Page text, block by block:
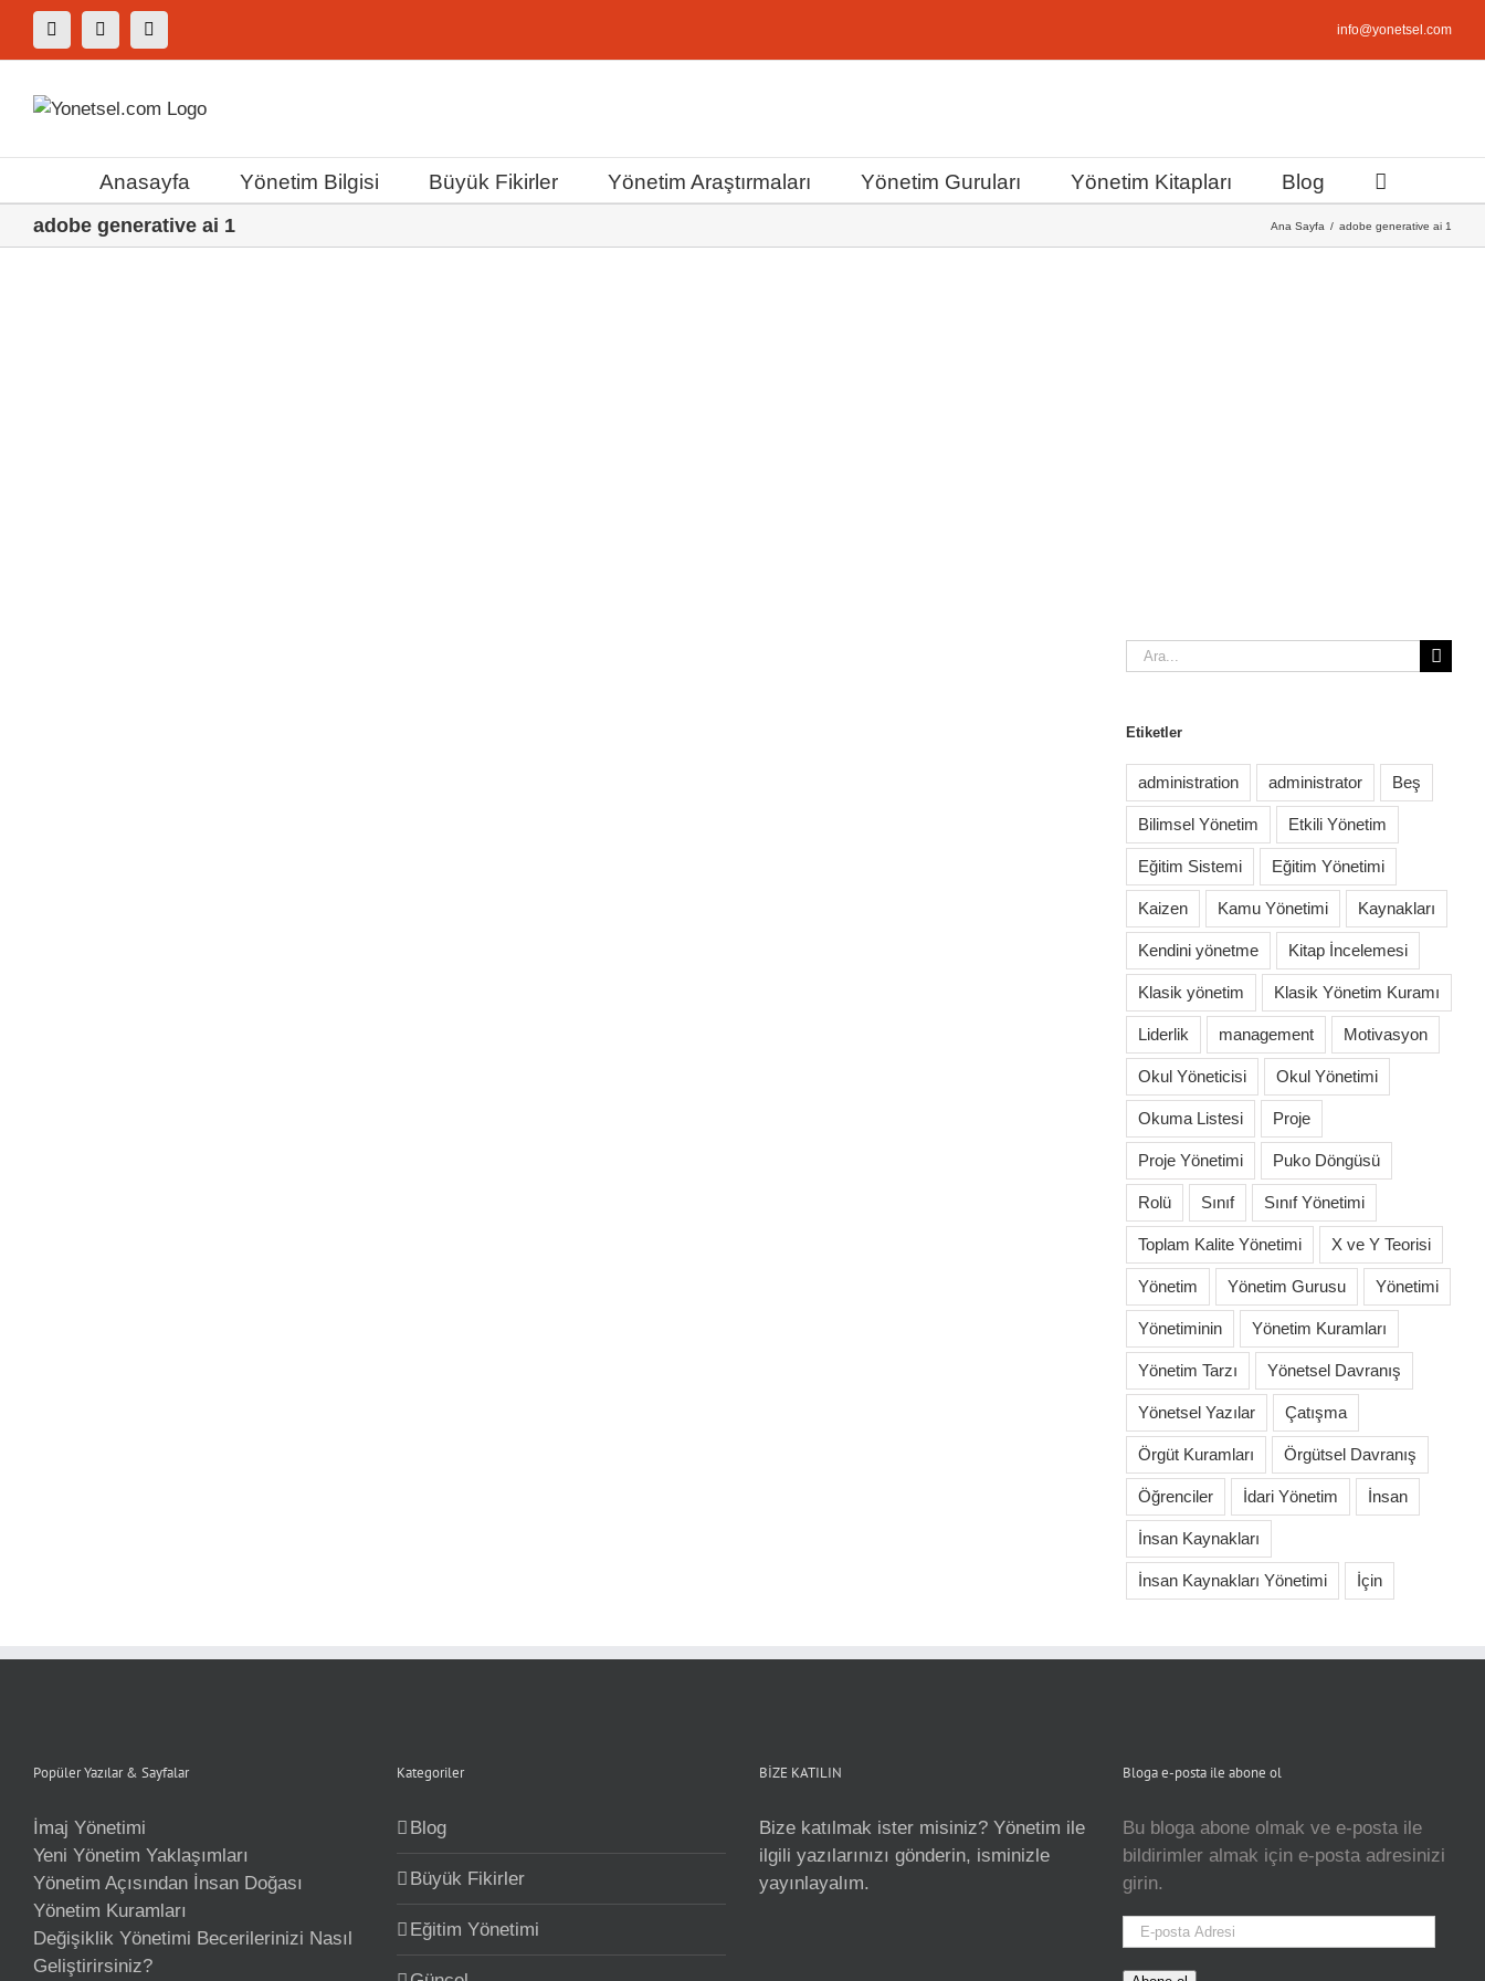
Skip
content
Facebook
X Instagram info@yonetsel.com
Anasayfa Yönetim Bilgisi Büyük Fikirler Yönetim Araştırmaları Yönetim Guruları Yönetim Kitapları Blog
adobe generative ai 1 Ana Sayfa adobe generative ai 1
Ara:
Etiketler
administration administrator Beş
Bilimsel Yönetim Etkili Yönetim
Eğitim Sistemi Eğitim Yönetimi
Kaizen Kamu Yönetimi Kaynakları
Kendini yönetme Kitap İncelemesi
Klasik yönetim Klasik Yönetim Kuramı
Liderlik management Motivasyon
Okul Yöneticisi Okul Yönetimi
Okuma Listesi Proje
Proje Yönetimi Puko Döngüsü
Rolü Sınıf Sınıf Yönetimi
Toplam Kalite Yönetimi X ve Y Teorisi
Yönetim Yönetim Gurusu Yönetimi
Yönetiminin Yönetim Kuramları
Yönetim Tarzı Yönetsel Davranış
Yönetsel Yazılar Çatışma
Örgüt Kuramları Örgütsel Davranış
Öğrenciler İdari Yönetim İnsan
İnsan Kaynakları
İnsan Kaynakları Yönetimi İçin
Popüler Yazılar & Sayfalar
İmaj Yönetimi
Yeni Yönetim Yaklaşımları
Yönetim Açısından İnsan Doğası
Yönetim Kuramları
Değişiklik Yönetimi Becerilerinizi Nasıl
Geliştirirsiniz?
Kategoriler
Blog
Büyük Fikirler
Eğitim Yönetimi
BİZE KATILIN
Bize katılmak ister misiniz? Yönetim ile
ilgili yazılarınızı gönderin, isminizle
yayınlayalım.
Bloga e-posta ile abone ol
Bu bloga abone olmak ve e-posta ile
bildirimler almak için e-posta adresinizi
girin.